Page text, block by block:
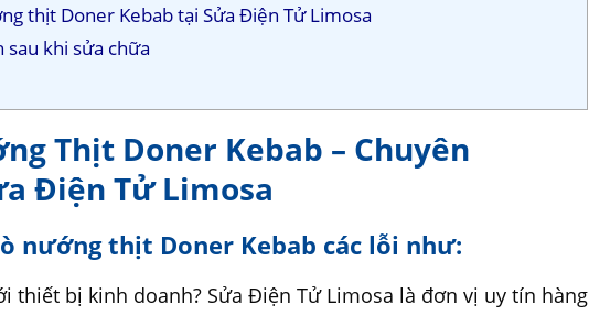
thịt Doner Kebab tại Sửa Điện Tử Limosa
sau khi sửa chữa
Thịt Doner Kebab – Chuyên
Điện Tử Limosa
nướng thịt Doner Kebab các lỗi như:
thiết bị kinh doanh? Sửa Điện Tử Limosa là đơn vị uy tín hàng